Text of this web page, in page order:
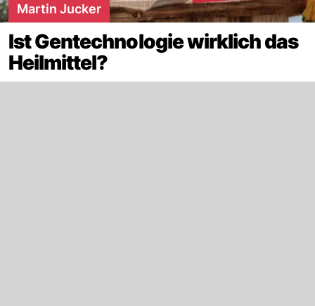
Martin Jucker
Ist Gentechnologie wirklich das
Heilmittel?